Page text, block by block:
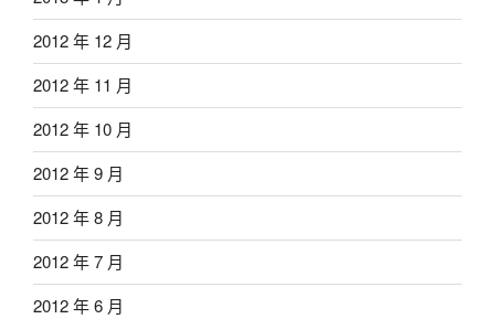
2012 年 12 月
2012 年 11 月
2012 年 10 月
2012 年 9 月
2012 年 8 月
2012 年 7 月
2012 年 6 月